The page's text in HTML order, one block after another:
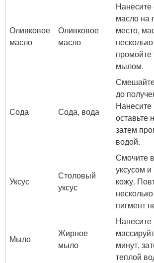
Оливковое
масло
Оливковое
масло
Нанесите
масло на
место,
промойте
мылом.
Сода Сода, вода
до
Нанесите
оставьте
затем
водой.
Уксус
Столовый
уксус
Смочите
уксусом
кожу.
пигмент
Мыло
Жирное
мыло
минут,
теплой